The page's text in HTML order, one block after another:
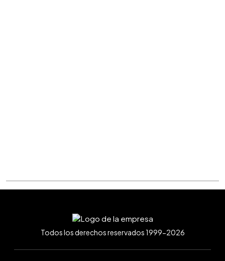
Todos los derechos reservados 1999-2026